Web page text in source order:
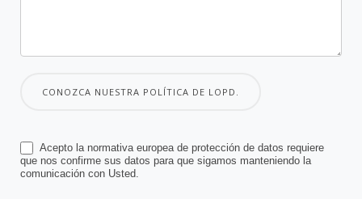
CONOZCA NUESTRA POLÍTICA DE LOPD.
Acepto la normativa europea de protección de datos requiere
que nos confirme sus datos para que sigamos manteniendo la
comunicación con Usted.